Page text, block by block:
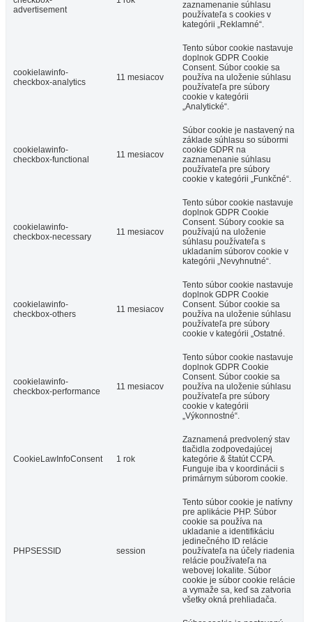
advertisement
zaznamenanie súhlasu
používateľa s cookies v
kategórii „Reklamné“.
cookielawinfo-
checkbox-analytics
11 mesiacov
Tento súbor cookie nastavuje
doplnok GDPR Cookie
Consent. Súbor cookie sa
používa na uloženie súhlasu
používateľa pre súbory
cookie v kategórii
„Analytické“.
cookielawinfo-
checkbox-functional
11 mesiacov
Súbor cookie je nastavený na
základe súhlasu so súbormi
cookie GDPR na
zaznamenanie súhlasu
používateľa pre súbory
cookie v kategórii „Funkčné“.
cookielawinfo-
checkbox-necessary
11 mesiacov
Tento súbor cookie nastavuje
doplnok GDPR Cookie
Consent. Súbory cookie sa
používajú na uloženie
súhlasu používateľa s
ukladaním súborov cookie v
kategórii „Nevyhnutné“.
cookielawinfo-
checkbox-others
11 mesiacov
Tento súbor cookie nastavuje
doplnok GDPR Cookie
Consent. Súbor cookie sa
používa na uloženie súhlasu
používateľa pre súbory
cookie v kategórii „Ostatné.
cookielawinfo-
checkbox-performance
11 mesiacov
Tento súbor cookie nastavuje
doplnok GDPR Cookie
Consent. Súbor cookie sa
používa na uloženie súhlasu
používateľa pre súbory
cookie v kategórii
„Výkonnostné“.
CookieLawInfoConsent 1 rok
Zaznamená predvolený stav
tlačidla zodpovedajúcej
kategórie & štatút CCPA.
Funguje iba v koordinácii s
primárnym súborom cookie.
PHPSESSID session
Tento súbor cookie je natívny
pre aplikácie PHP. Súbor
cookie sa používa na
ukladanie a identifikáciu
jedinečného ID relácie
používateľa na účely riadenia
relácie používateľa na
webovej lokalite. Súbor
cookie je súbor cookie relácie
a vymaže sa, keď sa zatvoria
všetky okná prehliadača.